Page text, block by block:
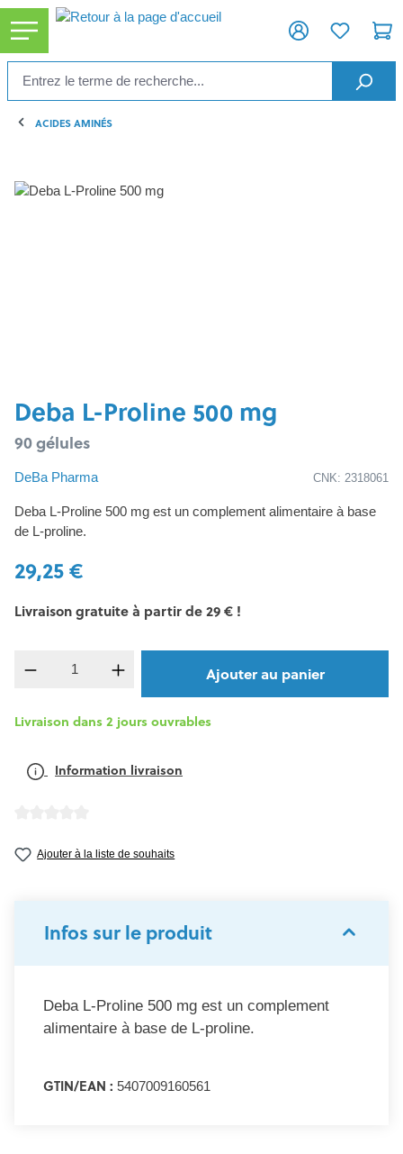
principal
ACIDES AMINÉS
Ignorer la galerie d'images
Deba L-Proline 500 mg
90 gélules
DeBa Pharma CNK: 2318061
Deba L-Proline 500 mg est un complement alimentaire à base
de L-proline.
29,25 €
Livraison gratuite à partir de 29 € !
Quantité de produit : Entrez la quantité
Ajouter au panier
Livraison dans 2 jours ouvrables
Information livraison
Ajouter à la liste de souhaits
Infos sur le produit
Deba L-Proline 500 mg est un complement
alimentaire à base de L-proline.
GTIN/EAN : 5407009160561